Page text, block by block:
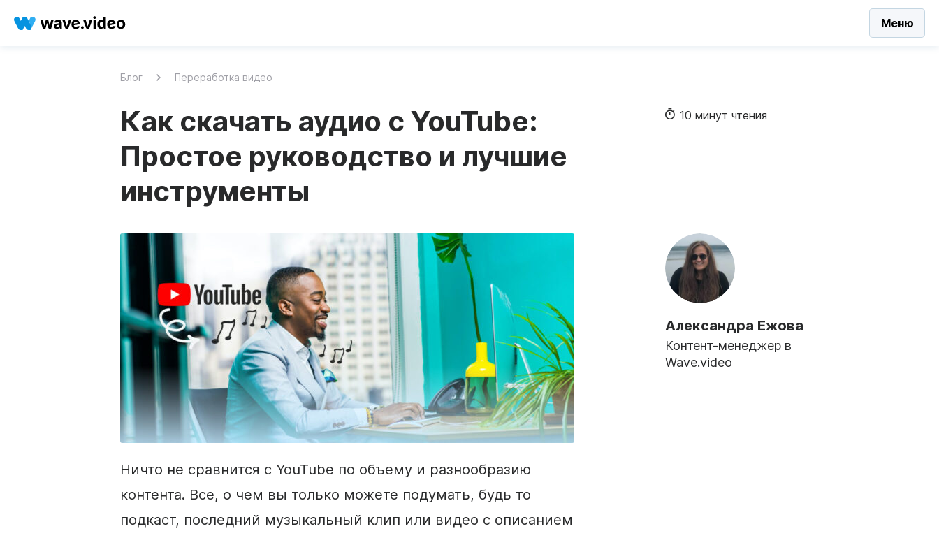
Меню
Блог Переработка видео
Как скачать аудио с YouTube:
Простое руководство и лучшие
инструменты
10 минут чтения
Александра Ежова
Контент-менеджер в
Wave.video
Ничто не сравнится с YouTube по объему и разнообразию
контента. Все, о чем вы только можете подумать, будь то
подкаст, последний музыкальный клип или видео с описанием